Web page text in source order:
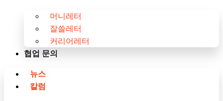
머니레터
잘쓸레터
커리어레터
협업 문의
뉴스
칼럼